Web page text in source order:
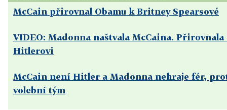
McCain přirovnal Obamu k Britney Spearsové
VIDEO: Madonna naštvala McCaina. Přirovnala
Hitlerovi
McCain není Hitler a Madonna nehraje fér,
volební tým